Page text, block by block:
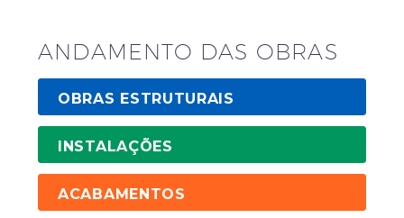
ANDAMENTO DAS OBRAS
OBRAS ESTRUTURAIS
INSTALAÇÕES
ACABAMENTOS